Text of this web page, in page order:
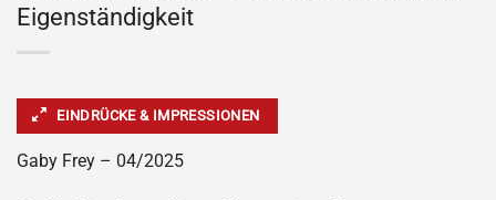
Eigenständigkeit
EINDRÜCKE & IMPRESSIONEN
Gaby Frey – 04/2025